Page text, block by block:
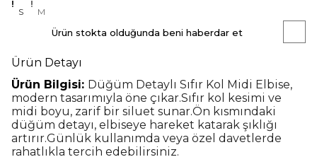
S M
Ürün stokta olduğunda beni haberdar et
Ürün Detayı
Ürün Bilgisi: Düğüm Detaylı Sıfır Kol Midi Elbise,
modern tasarımıyla öne çıkar.Sıfır kol kesimi ve
midi boyu, zarif bir siluet sunar.Ön kısmındaki
düğüm detayı, elbiseye hareket katarak şıklığı
artırır.Günlük kullanımda veya özel davetlerde
rahatlıkla tercih edebilirsiniz.